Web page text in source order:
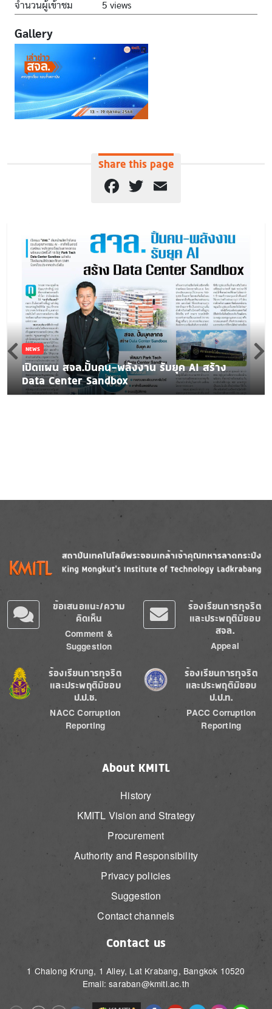
จำนวนผู้เข้าชม
5 views
Gallery
Share this page
Facebook
Twitter
NEWS
เปิดแผน สจล.ปั้นคน-พลังงาน รับยุค AI สร้าง
Data Center Sandbox
Image
ข้อเสนอแนะ/ความ
คิดเห็น
Comment &
Suggestion
ร้องเรียนการทุจริต
และประพฤติมิชอบ
สจล.
Appeal
Image
ร้องเรียนการทุจริต
และประพฤติมิชอบ
ป.ป.ช.
NACC Corruption
Reporting
Image
ร้องเรียนการทุจริต
และประพฤติมิชอบ
ป.ป.ท.
PACC Corruption
Reporting
About KMITL
History
KMITL Vision and Strategy
Procurement
Authority and Responsibility
Privacy policies
Suggestion
Contact channels
Contact us
1 Chalong Krung, 1 Alley, Lat Krabang, Bangkok 10520
Email: saraban@kmitl.ac.th